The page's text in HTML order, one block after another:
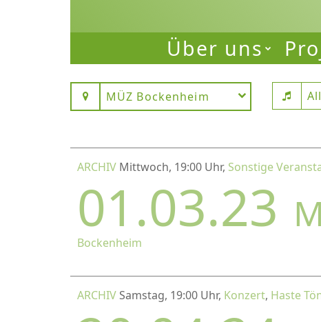
Über uns
MÜZ Bockenheim
ARCHIV Mittwoch, 19:00 Uhr, Sonstige
01.03.23
Bockenheim
ARCHIVSamstag, 19:00 Uhr, Konzert, Haste